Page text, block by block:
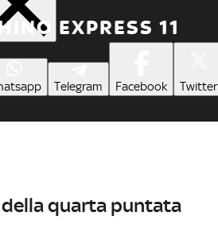
EXPRESS 11
Telegram Facebook Twitter
della quarta puntata